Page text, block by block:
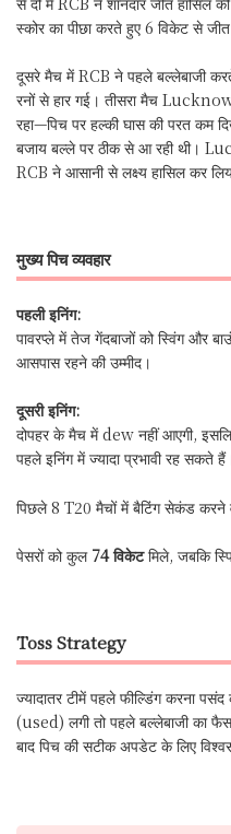
स्कोर का पीछा करते हुए 6 विकेट से
दूसरे मैच में RCB ने पहले बल्लेबाजी
रनों से हार गई। तीसरा मैच
रहा—पिच पर हल्की घास की परत कम
बजाय बल्ले पर ठीक से आ रही थी।
RCB ने आसानी से लक्ष्य हासिल कर
मुख्य पिच व्यवहार
पहली इनिंग:
पावरप्ले में तेज गेंदबाजों को स्विंग और
आसपास रहने की उम्मीद।
दूसरी इनिंग:
दोपहर के मैच में dew नहीं आएगी,
पहले इनिंग में ज्यादा प्रभावी रह सकते
पिछले 8 T20 मैचों में बैटिंग सेकंड करने
पेसरों को कुल 74 विकेटमिले, जबकि
Toss Strategy
ज्यादातर टीमें पहले फील्डिंग करना
(used) लगी तो पहले बल्लेबाजी का
बाद पिच की सटीक अपडेट के लिए